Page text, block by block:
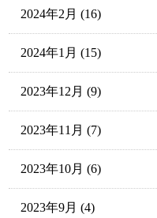
2024年2月 (16)
2024年1月 (15)
2023年12月 (9)
2023年11月 (7)
2023年10月 (6)
2023年9月 (4)